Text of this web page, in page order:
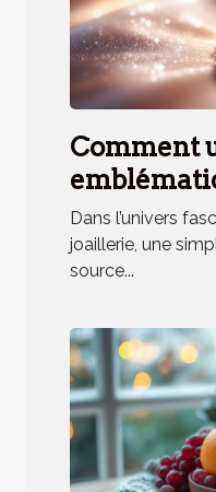
Comment
elle un
Dans l’univers
joaillerie, une
source...